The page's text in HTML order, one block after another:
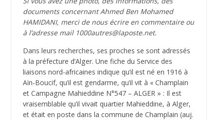
documents concernant Ahmed Ben Mohamed
HAMIDANI, merci de nous écrire en commentaire ou
à l’adresse mail 1000autres@laposte.net.
Dans leurs recherches, ses proches se sont adressés
à la préfecture d’Alger. Une fiche du Service des
liaisons nord-africaines indique qu’il est né en 1916 à
Aïn-Boucif, qu’il est gendarme, qu’il vit à « Champlain
et Campagne Mahieddine N°547 – ALGER » : Il est
vraisemblable qu’il vivait quartier Mahieddine, à Alger,
et était en poste dans la commune de Champlain (auj.